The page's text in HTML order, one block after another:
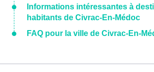
Informations intéressantes à
habitants de Civrac-En-Médoc
FAQ pour la ville de Civrac-En-